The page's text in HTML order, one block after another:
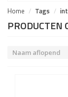
Home Tags
PRODUCTEN
Naam aflopend